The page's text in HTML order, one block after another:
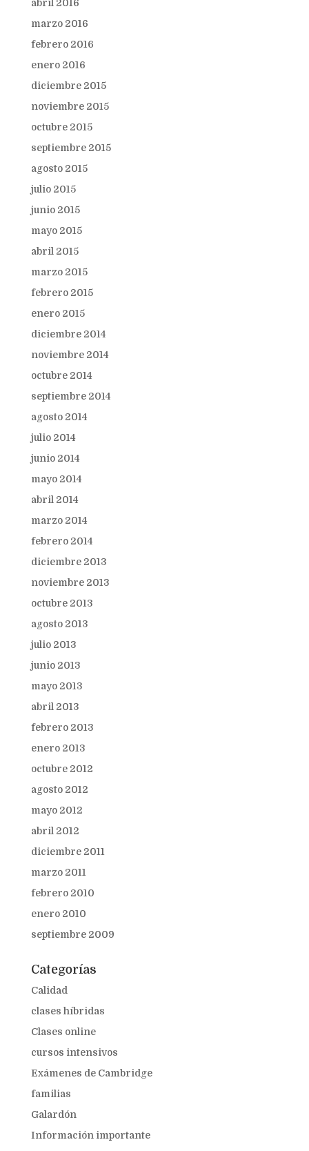
abril 2016
marzo 2016
febrero 2016
enero 2016
diciembre 2015
noviembre 2015
octubre 2015
septiembre 2015
agosto 2015
julio 2015
junio 2015
mayo 2015
abril 2015
marzo 2015
febrero 2015
enero 2015
diciembre 2014
noviembre 2014
octubre 2014
septiembre 2014
agosto 2014
julio 2014
junio 2014
mayo 2014
abril 2014
marzo 2014
febrero 2014
diciembre 2013
noviembre 2013
octubre 2013
agosto 2013
julio 2013
junio 2013
mayo 2013
abril 2013
febrero 2013
enero 2013
octubre 2012
agosto 2012
mayo 2012
abril 2012
diciembre 2011
marzo 2011
febrero 2010
enero 2010
septiembre 2009
Categorías
Calidad
clases híbridas
Clases online
cursos intensivos
Exámenes de Cambridge
familias
Galardón
Información importante